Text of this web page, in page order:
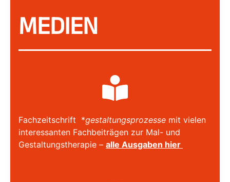
MEDIEN
Fachzeitschrift *gestaltungsprozesse mit vielen
interessanten Fachbeiträgen zur Mal- und
Gestaltungstherapie – alle Ausgaben hier